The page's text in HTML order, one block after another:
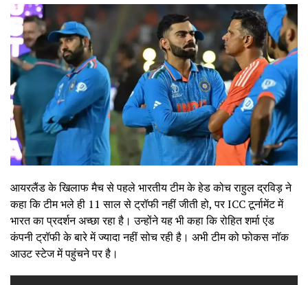
आयरलैंड के खिलाफ मैच से पहले भारतीय टीम के हेड कोच राहुल द्रविड़ ने
कहा कि टीम भले ही 11 साल से ट्रॉफी नहीं जीती हो, पर ICC टूर्नामेंट में
भारत का प्रदर्शन अच्छा रहा है। उन्होंने यह भी कहा कि रोहित शर्मा एंड
कंपनी ट्रॉफी के बारे में ज्यादा नहीं सोच रही है। अभी टीम को फोकस नॉक
आउट स्टेज में पहुंचने पर है।